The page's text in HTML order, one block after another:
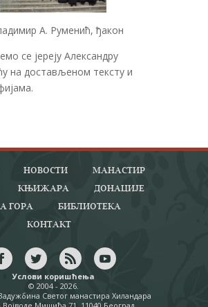
А. Руменић, ђакон
се јереју Александру
на достављеном тексту и
НОВОСТИ
МАНАСТИР
КЊИЖАРА
ДОНАЦИЈЕ
ГОРА
БИБЛИОТЕКА
КОНТАКТ
Услови коришћења
© 2004 - 2026.
Светог манастира Хиландара
Војводе Мишића 71, 11040 Београд.